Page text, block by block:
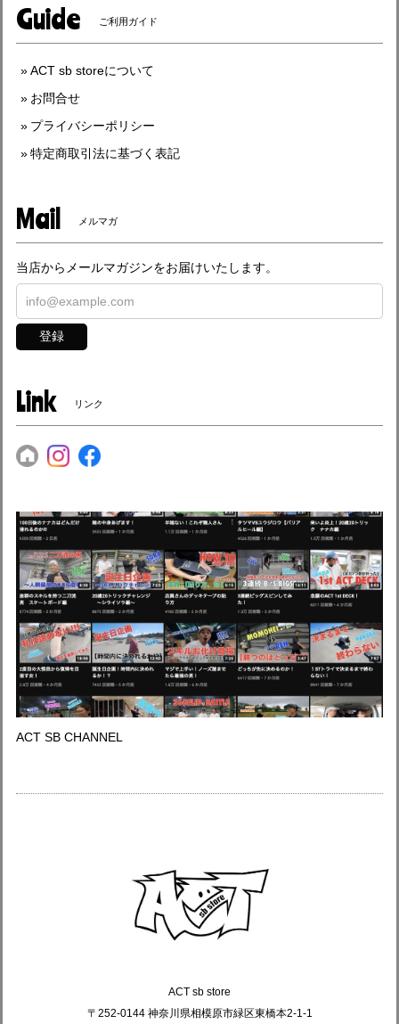
Guide ご利用ガイド
ACT sb storeについて
お問合せ
プライバシーポリシー
特定商取引法に基づく表記
Mail メルマガ
当店からメールマガジンをお届けいたします。
登録
Link リンク
ACT SB CHANNEL
ACT sb store
〒252-0144 神奈川県相模原市緑区東橋本2-1-1